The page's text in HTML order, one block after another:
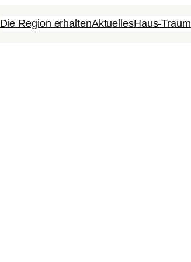
Die Region erhaltenAktuellesHaus-Traum